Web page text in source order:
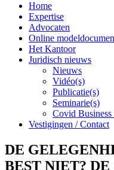
Home
Expertise
Advocaten
Online
Het Kantoor
Juridisch nieuws
Nieuws
Vidéo(s)
Publicatie(s)
Seminarie(s)
Covid Business
Vestigingen / Contact
DE
BEST NIET?